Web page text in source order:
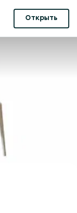
Открыть